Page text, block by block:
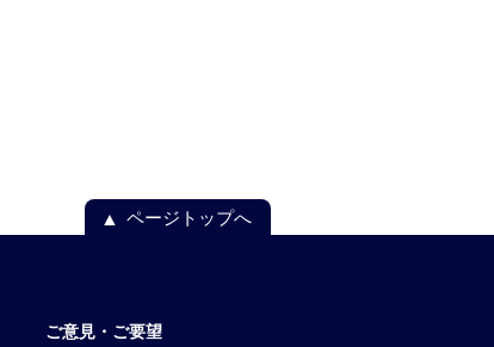
ページトップへ
ご意見・ご要望